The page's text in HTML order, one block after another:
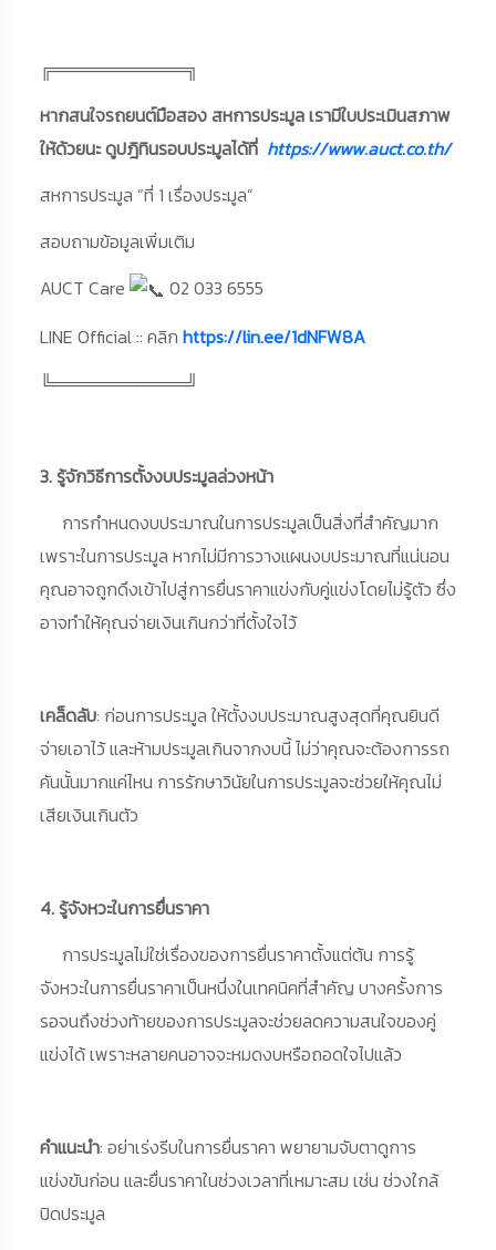
╔═══════════╗
หากสนใจรถยนต์มือสอง สหการประมูล เรามีใบประเมินสภาพ
ให้ด้วยนะ ดูปฎิทินรอบประมูลได้ที่ https://www.auct.co.th/
สหการประมูล “ที่ 1 เรื่องประมูล”
สอบถามข้อมูลเพิ่มเติม
AUCT Care
02 033 6555
LINE Official :: คลิก https://lin.ee/1dNFW8A
╚═══════════╝
3. รู้จักวิธีการตั้งงบประมูลล่วงหน้า
การกำหนดงบประมาณในการประมูลเป็นสิ่งที่สำคัญมาก
เพราะในการประมูล หากไม่มีการวางแผนงบประมาณที่แน่นอน
คุณอาจถูกดึงเข้าไปสู่การยื่นราคาแข่งกับคู่แข่งโดยไม่รู้ตัว ซึ่ง
อาจทำให้คุณจ่ายเงินเกินกว่าที่ตั้งใจไว้
เคล็ดลับ: ก่อนการประมูล ให้ตั้งงบประมาณสูงสุดที่คุณยินดี
จ่ายเอาไว้ และห้ามประมูลเกินจากงบนี้ ไม่ว่าคุณจะต้องการรถ
คันนั้นมากแค่ไหน การรักษาวินัยในการประมูลจะช่วยให้คุณไม่
เสียเงินเกินตัว
4. รู้จังหวะในการยื่นราคา
การประมูลไม่ใช่เรื่องของการยื่นราคาตั้งแต่ต้น การรู้
จังหวะในการยื่นราคาเป็นหนึ่งในเทคนิคที่สำคัญ บางครั้งการ
รอจนถึงช่วงท้ายของการประมูลจะช่วยลดความสนใจของคู่
แข่งได้ เพราะหลายคนอาจจะหมดงบหรือถอดใจไปแล้ว
คำแนะนำ: อย่าเร่งรีบในการยื่นราคา พยายามจับตาดูการ
แข่งขันก่อน และยื่นราคาในช่วงเวลาที่เหมาะสม เช่น ช่วงใกล้
ปิดประมูล